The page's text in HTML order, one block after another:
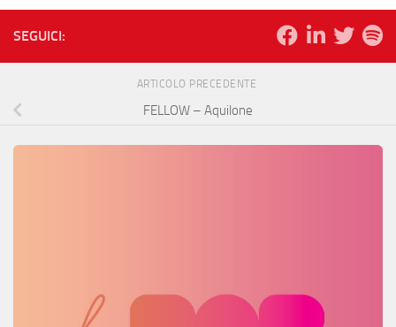
SEGUICI:
ARTICOLO PRECEDENTE
FELLOW – Aquilone